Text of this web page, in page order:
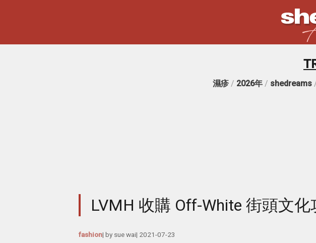
濕疹/ 2026年/ shedreams
LVMH 收購 Off-White 街頭文
fashion| by sue wai| 2021-07-23